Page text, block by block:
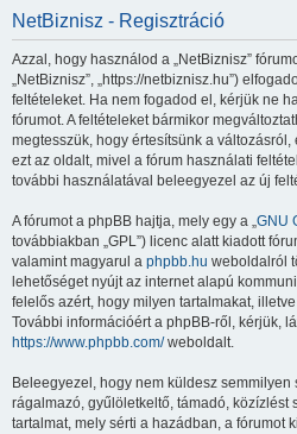
NetBiznisz - Regisztráció
Azzal, hogy használod a „NetBiznisz”
„NetBiznisz”, „https://netbiznisz.hu”)
feltételeket. Ha nem fogadod el, kérjük ne
fórumot. A feltételeket bármikor
megtesszük, hogy értesítsünk a
ezt az oldalt, mivel a fórum használati
további használatával beleegyezel az új
A fórumot a phpBB hajtja, mely egy a „GNU
továbbiakban „GPL”) licenc alatt kiadott
valamint magyarul a phpbb.hu weboldalról
lehetőséget nyújt az internet alapú
felelős azért, hogy milyen tartalmakat,
További információért a phpBB-ről, kérjük,
https://www.phpbb.com/weboldalt.
Beleegyezel, hogy nem küldesz
rágalmazó, gyűlöletkeltő, támadó, közízlést
tartalmat, mely sérti a hazádban, a fórumot